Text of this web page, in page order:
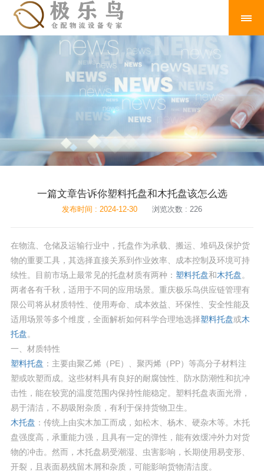
一篇文章告诉你塑料托盘和木托盘该怎么选
发布时间 : 2024-12-30 浏览次数 : 226
在物流、仓储及运输行业中，托盘作为承载、搬运、堆码及保护货
物的重要工具，其选择直接关系到作业效率、成本控制及环境可持
续性。目前市场上最常见的托盘材质有两种： 塑料托盘和木托盘。
两者各有千秋，适用于不同的应用场景。重庆极乐鸟供应链管理有
限公司将从材质特性、使用寿命、成本效益、环保性、安全性能及
适用场景等多个维度，全面解析如何科学合理地选择塑料托盘或木
托盘。
一、材质特性
塑料托盘 ：主要由聚乙烯（PE）、聚丙烯（PP）等高分子材料注
塑或吹塑而成。这些材料具有良好的耐腐蚀性、防水防潮性和抗冲
击性，能在较宽的温度范围内保持性能稳定。塑料托盘表面光滑，
易于清洁，不易吸附杂质，有利于保持货物卫生。
木托盘 ：传统上由实木加工而成，如松木、杨木、硬杂木等。木托
盘强度高，承重能力强，且具有一定的弹性，能有效缓冲外力对货
物的冲击。然而，木托盘易受潮湿、虫害影响，长期使用易变形、
开裂，且表面易残留木屑和杂质，可能影响货物清洁度。